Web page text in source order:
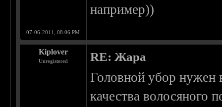
например))
07-06-2011, 08:06 PM
Kiplover
Unregistered RE: Жара
Головной убор нужен
качества волосяного